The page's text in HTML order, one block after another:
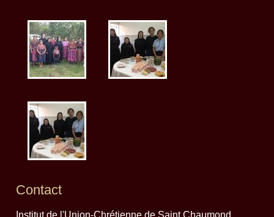
Contact
Institut de l'Union-Chrétienne de Saint Chaumond